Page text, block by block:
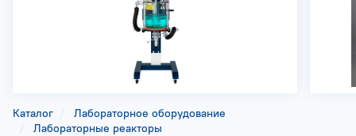
Каталог
Лабораторное оборудование
Лабораторные реакторы